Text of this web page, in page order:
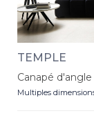
TEMPLE
Canapé
Multiples